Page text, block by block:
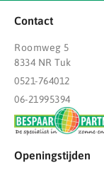
Contact
Roomweg 5
8334 NR Tuk
0521-764012
06-21995394
Openingstijden